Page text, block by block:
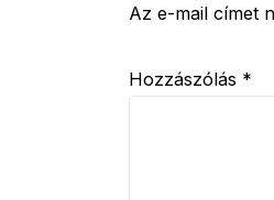
Az e-mail címet
Hozzászólás *